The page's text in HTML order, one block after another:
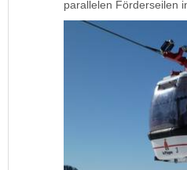
parallelen Förderseilen